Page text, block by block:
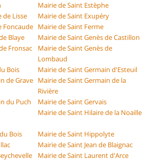
Mairie de Saint Estèphe
de Lisse
Mairie de Saint Exupéry
Foncaude Mairie de Saint Ferme
Blaye
Mairie de Saint Genès de Castillon
Fronsac
Mairie de Saint Genès de
Lombaud
Bois
Mairie de Saint Germain d'Esteuil
de Grave Mairie de Saint Germain de la
Rivière
du Puch
Mairie de Saint Gervais
Mairie de Saint Hilaire de la Noaille
Bois
Mairie de Saint Hippolyte
Mairie de Saint Jean de Blaignac
Mairie de Saint Laurent d'Arce